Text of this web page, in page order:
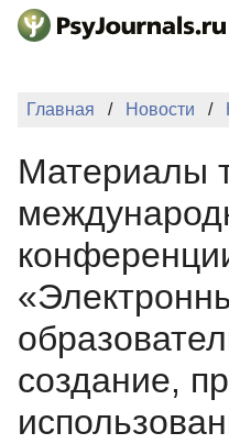
Перейти к основному
Регистрация
Главная Новости
Материалы
создание,